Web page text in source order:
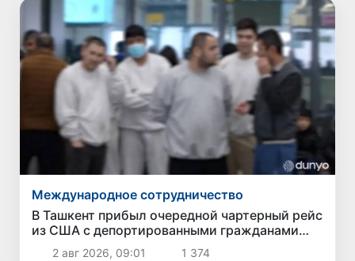
Международное сотрудничество
В Ташкент прибыл очередной чартерный рейс
из США с депортированными гражданами
Узбекистана
2 авг 2026, 09:01 1 374